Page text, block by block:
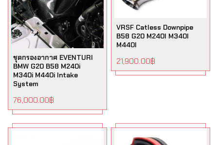
ชุดกรองอากาศ EVENTURI
BMW G20 B58 M240i
M340i M440i Intake
System
76,000.00฿
VRSF Catless Downpipe
B58 G20 M240I M340I
M440I
21,900.00฿